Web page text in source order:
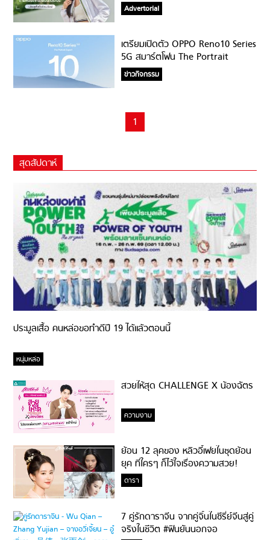
Advertorial
เตรียมเปิดตัว OPPO Reno10 Series
5G สมาร์ตโฟน The Portrait
Expert
ข่าวกิจกรรม
1
สุดสัปดาห์
ประมูลเสื้อ คนหล่อขอทำดีปี 19 ได้แล้วตอนนี้
หนุ่มหล่อ
สวยให้สุด CHALLENGE X น้องฉัตร
ความงาม
ย้อน 12 ลุคของ หลิวอี้เฟยในชุดย้อน
ยุค ที่ใครๆ ก็ไว้ใจเรื่องความสวย!
ดารา
7 คู่รักดาราจีน จากคู่จิ้นในซีรี่ย์จีนสู่คู่
จริงในชีวิต #ฟินยันนอกจอ